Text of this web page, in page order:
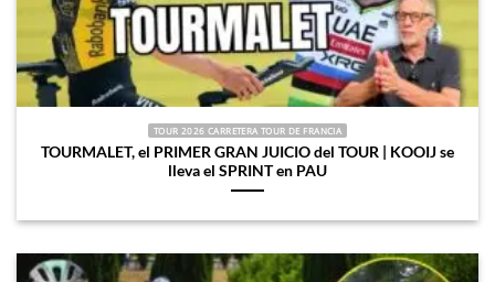
TOUR 2026 CARRETERA TOUR DE FRANCIA
TOURMALET, el PRIMER GRAN JUICIO del TOUR | KOOIJ se
lleva el SPRINT en PAU